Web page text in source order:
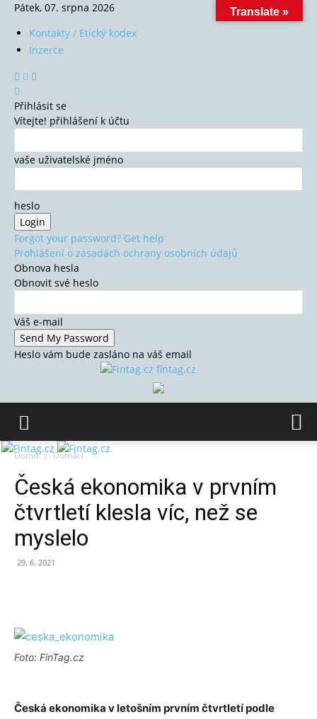
Pátek, 07. srpna 2026
Kontakty / Etický kodex
Inzerce
Přihlásit se
Vítejte! přihlášení k účtu
vaše uživatelské jméno
heslo
Forgot your password? Get help
Prohlášení o zásadách ochrany osobních údajů
Obnova hesla
Obnovit své heslo
Váš e-mail
Heslo vám bude zasláno na váš email
fintag.cz
Domů Domácí
Česká ekonomika v prvním
čtvrtletí klesla víc, než se
myslelo
29. 6. 2021
Foto: FinTag.cz
Česká ekonomika v letošním prvním čtvrtletí podle
Translate »